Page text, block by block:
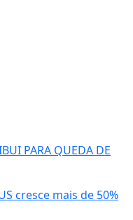
PARA QUEDA DE
cresce mais de 50%